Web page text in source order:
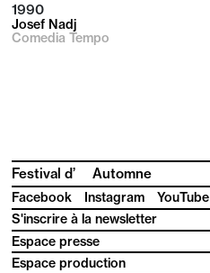
1990
Josef Nadj
Comedia Tempo
Festival d’ Automne
Facebook Instagram YouTube
S'inscrire à la newsletter
Espace presse
Espace production